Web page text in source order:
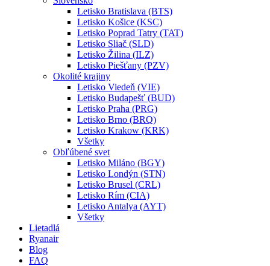
Letisko Bratislava (BTS)
Letisko Košice (KSC)
Letisko Poprad Tatry (TAT)
Letisko Sliač (SLD)
Letisko Žilina (ILZ)
Letisko Piešťany (PZV)
Okolité krajiny
Letisko Viedeň (VIE)
Letisko Budapešť (BUD)
Letisko Praha (PRG)
Letisko Brno (BRQ)
Letisko Krakow (KRK)
Všetky
Obľúbené svet
Letisko Miláno (BGY)
Letisko Londýn (STN)
Letisko Brusel (CRL)
Letisko Rím (CIA)
Letisko Antalya (AYT)
Všetky
Lietadlá
Ryanair
Blog
FAQ